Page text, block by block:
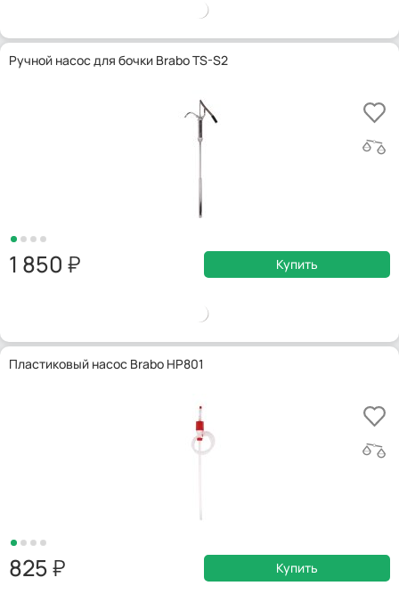
Ручной насос для бочки Brabo TS-S2
1 850 Купить
Пластиковый насос Brabo HP801
825 Купить